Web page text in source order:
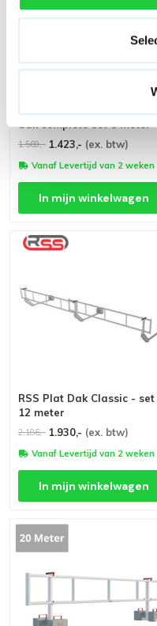
dak complete set 8 meter
1.569,- 1.423,- (ex. btw)
Vanaf Levertijd van 2 weken
In mijn winkelwagen
RSS Plat Dak Classic - set
12 meter
2.186,- 1.930,- (ex. btw)
Vanaf Levertijd van 2 weken
In mijn winkelwagen